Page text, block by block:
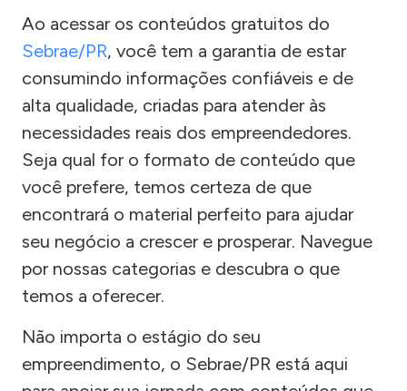
Ao acessar os conteúdos gratuitos do
Sebrae/PR, você tem a garantia de estar
consumindo informações confiáveis e de
alta qualidade, criadas para atender às
necessidades reais dos empreendedores.
Seja qual for o formato de conteúdo que
você prefere, temos certeza de que
encontrará o material perfeito para ajudar
seu negócio a crescer e prosperar. Navegue
por nossas categorias e descubra o que
temos a oferecer.
Não importa o estágio do seu
empreendimento, o Sebrae/PR está aqui